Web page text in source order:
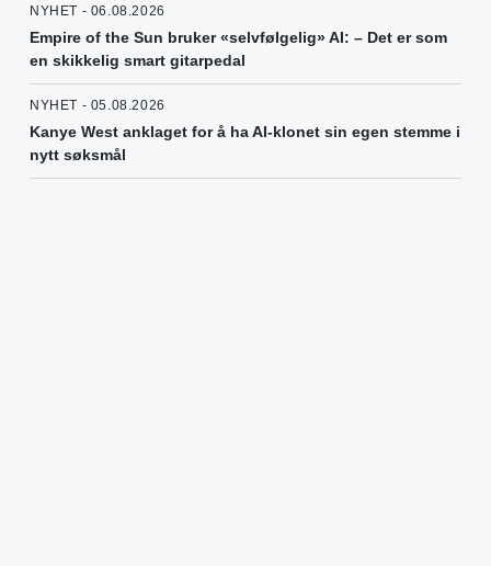
NYHET - 06.08.2026
Empire of the Sun bruker «selvfølgelig» AI: – Det er som
en skikkelig smart gitarpedal
NYHET - 05.08.2026
Kanye West anklaget for å ha AI-klonet sin egen stemme i
nytt søksmål